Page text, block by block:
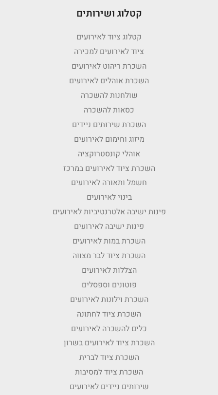
קטלוג ושירותים
קטלוג ציוד לאירועים
ציוד לאירועים למכירה
השכרת ריהוט לאירועים
השכרת אוהלים לאירועים
שולחנות להשכרה
כסאות להשכרה
השכרת שירותים ניידים
מיזוג וחימום לאירועים
אוהלי קונסטרוקציה
השכרת ציוד לאירועים במרכז
חשמל ותאורה לאירועים
בינוי לאירועים
פינות ישיבה אלטרנטיביות לאירועים
פינות ישיבה לאירועים
השכרת במות לאירועים
השכרת ציוד לבר מצווה
הצללות לאירועים
פוטונים וספסלים
השכרת וילונות לאירועים
השכרת ציוד לחתונה
כלים להשכרה לאירועים
השכרת ציוד לאירועים בשרון
השכרת ציוד לברית
השכרת ציוד למסיבות
שירותים ניידים לאירועים